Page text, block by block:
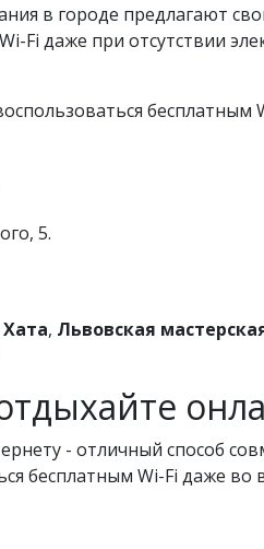
в городе предлагают
Fi даже при отсутствии
бесплатным
5.
, Львовская
- отличный способ
бесплатным Wi-Fi даже во